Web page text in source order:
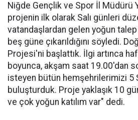
Niğde Gençlik ve Spor İl Müdürü
projenin ilk olarak Salı günleri
vatandaşlardan gelen yoğun
beş güne çıkarıldığını söyledi.
Projesi'ni başlattık. İlgi artınca
boyunca, akşam saat 19.00'dan
isteyen bütün hemşehrilerimizi 5
buluşturduk. Proje yaklaşık 10
ve çok yoğun katılım var" dedi.